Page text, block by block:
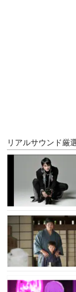
リアルサウンド厳